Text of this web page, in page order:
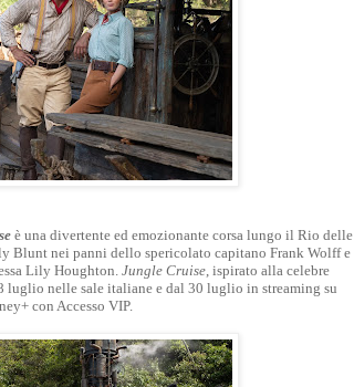
è una divertente ed emozionante corsa lungo il Rio delle
Blunt nei panni dello spericolato capitano Frank Wolff e
Lily Houghton. Jungle Cruise , ispirato alla celebre
luglio nelle sale italiane e dal 30 luglio in streaming su
con Accesso VIP.